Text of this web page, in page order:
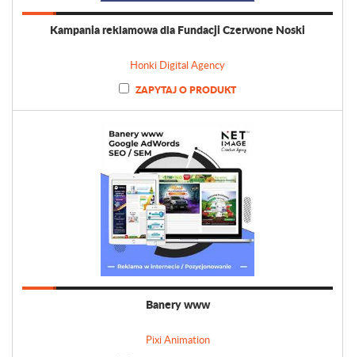
Kampania reklamowa dla Fundacji Czerwone Noski
Honki Digital Agency
ZAPYTAJ O PRODUKT
Banery www
Pixi Animation